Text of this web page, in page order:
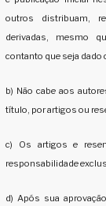
outros distribuam,
derivadas, mesmo
contanto que seja dado
b) Não cabe aos
título, por artigos ou
c) Os artigos e
responsabilidade
d) Após sua